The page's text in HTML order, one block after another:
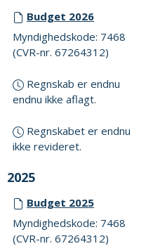
Budget 2026
Myndighedskode: 7468
(CVR-nr. 67264312)
Regnskab er endnu
endnu ikke aflagt.
Regnskabet er endnu
ikke revideret.
2025
Budget 2025
Myndighedskode: 7468
(CVR-nr. 67264312)